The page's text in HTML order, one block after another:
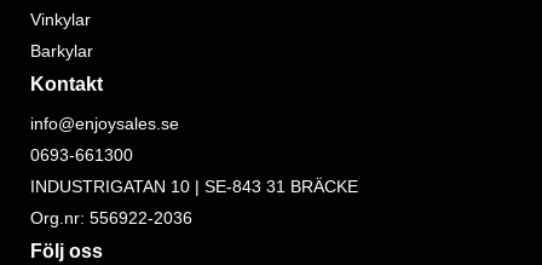
Vinkylar
Barkylar
Kontakt
info@enjoysales.se
0693-661300
INDUSTRIGATAN 10 | SE-843 31 BRÄCKE
Org.nr: 556922-2036
Följ oss